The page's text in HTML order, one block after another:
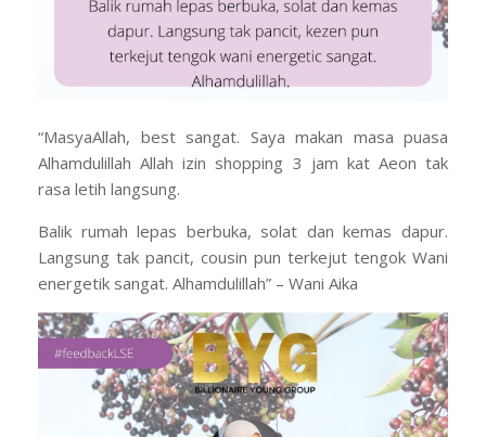
“MasyaAllah, best sangat. Saya makan masa puasa
Alhamdulillah Allah izin shopping 3 jam kat Aeon tak
rasa letih langsung.
Balik rumah lepas berbuka, solat dan kemas dapur.
Langsung tak pancit, cousin pun terkejut tengok Wani
energetik sangat. Alhamdulillah” – Wani Aika